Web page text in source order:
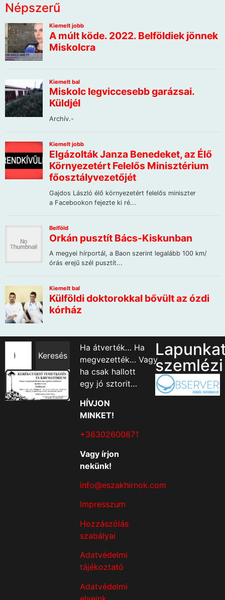
Népszerű
Keresés
Ha átverték… Ha
megvezették… Vagy
ha csak hallott
egy jó sztorit…
HÍVJON
MINKET!
+36302600871
Vagy írjon
nekünk!
info@eszakhirnok.com
Impresszum
Hozzászólás
szabályai
Adatvédelmi
tájékoztató
Adatvédelmi
szemlézi